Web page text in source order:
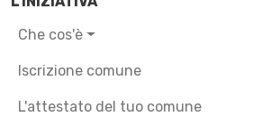
Che cos'è
Iscrizione comune
L'attestato del tuo comune